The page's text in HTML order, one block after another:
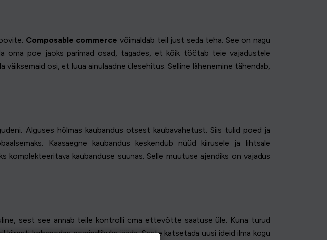
Composable commerce võimaldab teil just seda teha. See on nagu
oma poe jaoks parimad osad, tagades, et kõik töötab teie vajadustele
osi, et luua ainulaadne ülesehitus. Selline lähenemine tähendab,
Alguses hõlmas kaubandus otsest kaubavahetust. Siis tulid poed ja
Kaasaegne kaubandus keskendub nüüd kiirusele ja lihtsale
kaubanduse suunas. Selle muutuse ajendiks on vajadus
sest see annab teile kontrolli oma ettevõtte saatuse üle. Kuna turud
kohanedes eesrindlikuks jääda. Saate katsetada uusi ideid ilma kogu